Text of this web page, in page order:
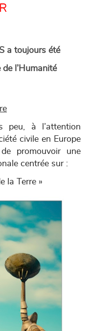
a toujours été
l’Humanité
peu, à l’attention
civile en Europe
promouvoir une
centrée sur :
la Terre »